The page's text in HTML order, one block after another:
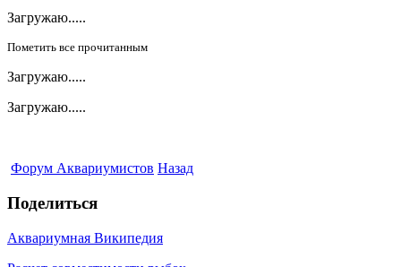
Загружаю.....
Пометить все прочитанным
Загружаю.....
Загружаю.....
Форум Аквариумистов Назад
Поделиться
Аквариумная Википедия